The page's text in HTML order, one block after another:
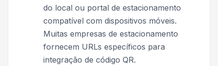
do local ou portal de estacionamento
compatível com dispositivos móveis.
Muitas empresas de estacionamento
fornecem URLs específicos para
integração de código QR.